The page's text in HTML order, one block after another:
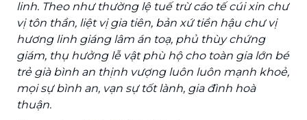
linh. Theo như thường lệ tuế trừ cáo tế cúi xin chư
vị tôn thần, liệt vị gia tiên, bản xứ tiền hậu chư vị
hương linh giáng lâm án toạ, phủ thùy chứng
giám, thụ hưởng lễ vật phù hộ cho toàn gia lớn bé
trẻ già bình an thịnh vượng luôn luôn mạnh khoẻ,
mọi sự bình an, vạn sự tốt lành, gia đình hoà
thuận.